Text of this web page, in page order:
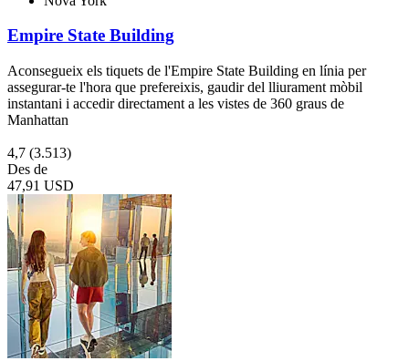
Empire State Building
Aconsegueix els tiquets de l'Empire State Building en línia per
assegurar-te l'hora que prefereixis, gaudir del lliurament mòbil
instantani i accedir directament a les vistes de 360 graus de
Manhattan
4,7 (3.513)
Des de
47,91 USD